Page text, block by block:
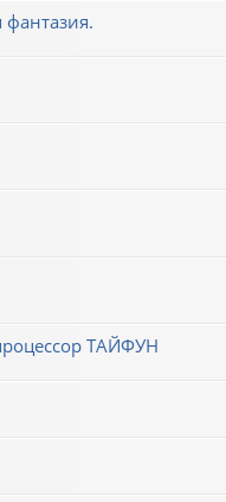
ТАЙФУН